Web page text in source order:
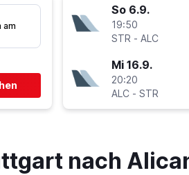
am
So 6.9.
19:50
STR - ALC
Mi 16.9.
20:20
ALC - STR
nach